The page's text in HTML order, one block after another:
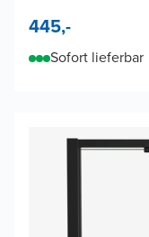
445,-
Sofort lieferbar